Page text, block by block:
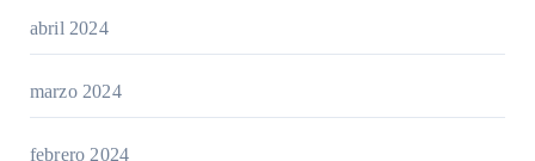
abril 2024
marzo 2024
febrero 2024